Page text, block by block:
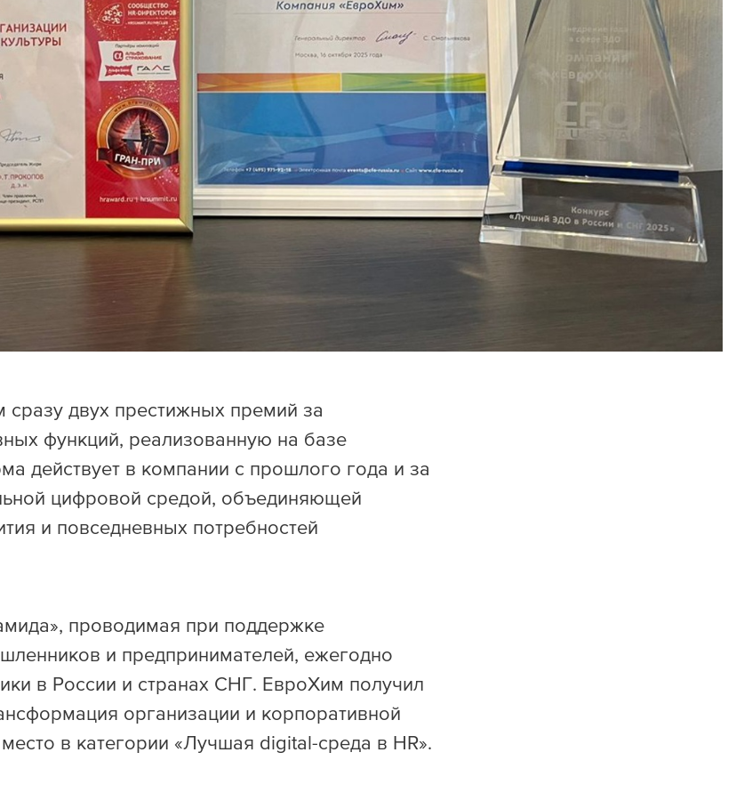
двух престижных премий за
функций, реализованную на базе
действует в компании с прошлого года и за
цифровой средой, объединяющей
и повседневных потребностей
проводимая при поддержке
и предпринимателей, ежегодно
в России и странах СНГ. ЕвроХим получил
организации и корпоративной
в категории «Лучшая digital-среда в HR».